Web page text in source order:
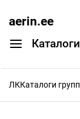
aerin.ee
Каталоги
ЛККаталоги групп